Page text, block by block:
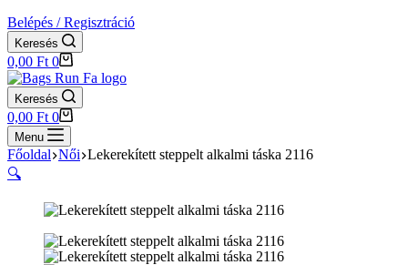
Belépés / Regisztráció
Keresés
Shopping
cart
0,00 Ft 0
Keresés
Shopping
cart
0,00 Ft 0
Menu
Főoldal Női Lekerekített steppelt alkalmi táska 2116
🔍